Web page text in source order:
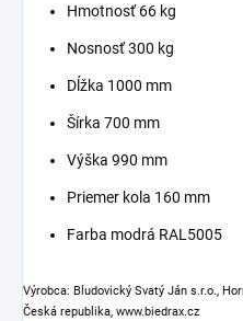
Hmotnosť 66 kg
Nosnosť 300 kg
Dĺžka 1000 mm
Šírka 700 mm
Výška 990 mm
Priemer kola 160 mm
Farba modrá RAL5005
Výrobca: Bludovický Svatý Ján s.r.o.,
Česká republika, www.biedrax.cz